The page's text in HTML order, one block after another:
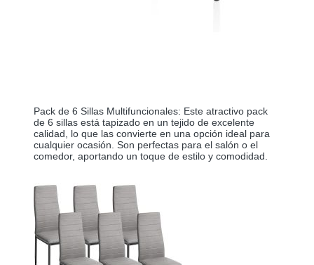
Pack de 6 Sillas Multifuncionales: Este atractivo pack
de 6 sillas está tapizado en un tejido de excelente
calidad, lo que las convierte en una opción ideal para
cualquier ocasión. Son perfectas para el salón o el
comedor, aportando un toque de estilo y comodidad.